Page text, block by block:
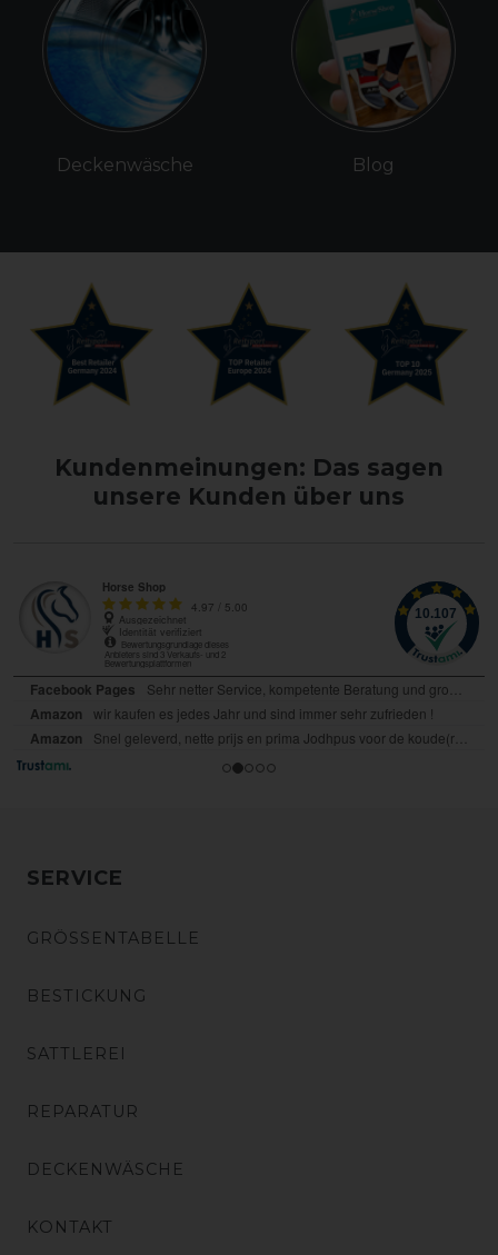
Deckenwäsche Blog
Kundenmeinungen: Das sagen
unsere Kunden über uns
SERVICE
GRÖSSENTABELLE
BESTICKUNG
SATTLEREI
REPARATUR
DECKENWÄSCHE
KONTAKT